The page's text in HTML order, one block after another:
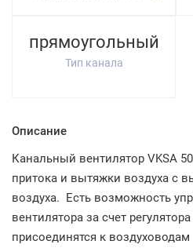
прямоугольный
Тип канала
Описание
Канальный вентилятор VKSA
притока и вытяжки воздуха с
воздуха. Есть возможность
вентилятора за счет
присоединятся к воздуховодам